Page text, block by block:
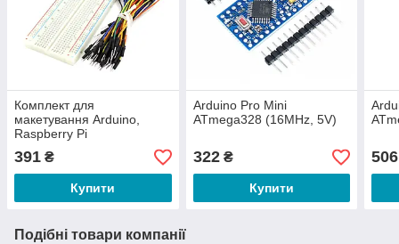
Комплект для
макетування Arduino,
Raspberry Pi
391 ₴
Купити
Arduino Pro Mini
ATmega328 (16MHz, 5V)
322₴
Купити
506
Подібні товари компанії